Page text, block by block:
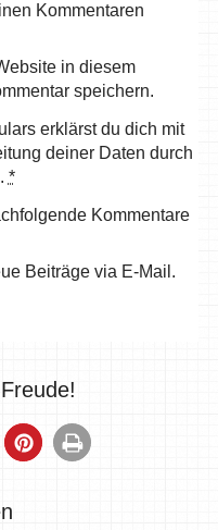
Kommentaren
in diesem
speichern.
erklärst du dich mit
deiner Daten durch
*
Kommentare
Beiträge via E-Mail.